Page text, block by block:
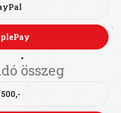
összeg